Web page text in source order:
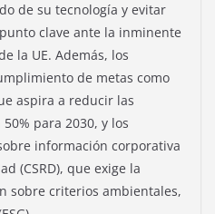
de su tecnología y evitar
clave ante la inminente
la UE. Además, los
de metas como
aspira a reducir las
para 2030, y los
información corporativa
(CSRD), que exige la
sobre criterios ambientales,